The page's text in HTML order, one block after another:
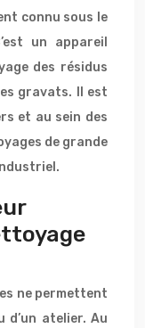
connu sous le
un appareil
des résidus
gravats. Il est
et au sein des
de grande
ne permettent
d’un atelier. Au